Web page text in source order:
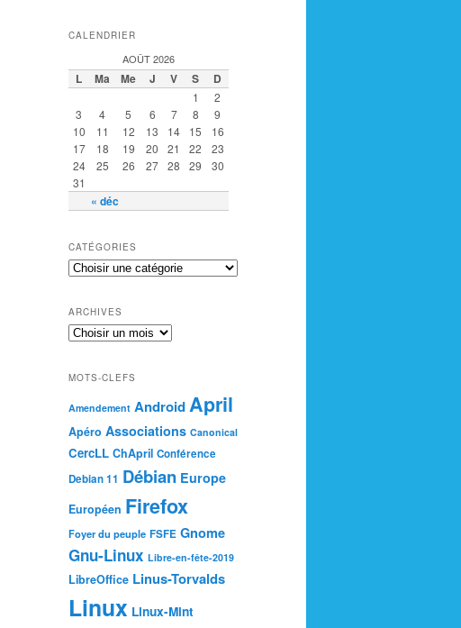
CALENDRIER
AOÛT 2026
L Ma Me J V S D
« déc
1
2
3
4 5 6 7 8
9
10
11 12 13 14 15
16
17
18 19 20 21 22
23
24
25 26 27 28 29
30
31
CATÉGORIES
ARCHIVES
MOTS-CLEFS
Amendement AndroidApril
Apéro Associations Canonical
CercLL ChApril Conférence
Debian 11 Débian Europe
Européen Firefox
Foyer du peuple FSFE Gnome
Gnu-Linux Libre-en-fête-2019
LibreOffice Linus-Torvalds
Linux Linux-Mint